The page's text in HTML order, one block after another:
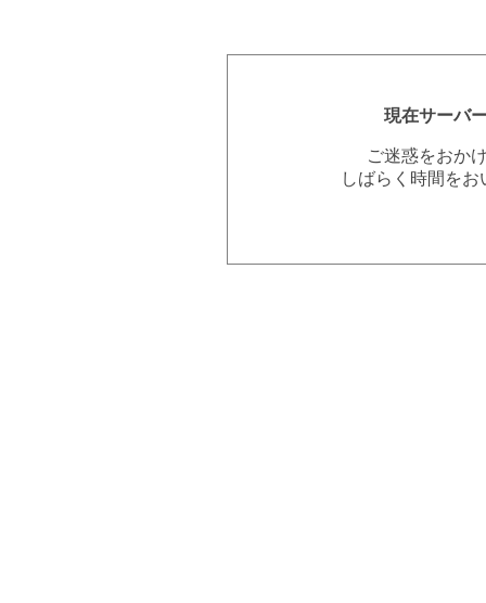
現在サーバ
ご迷惑をおか
しばらく時間を